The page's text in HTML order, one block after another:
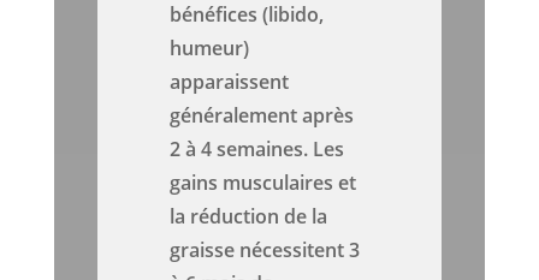
bénéfices (libido,
humeur)
apparaissent
généralement après
2 à 4 semaines. Les
gains musculaires et
la réduction de la
graisse nécessitent 3